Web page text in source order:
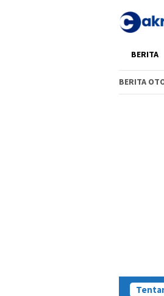
HOMEBERITA
BERITA